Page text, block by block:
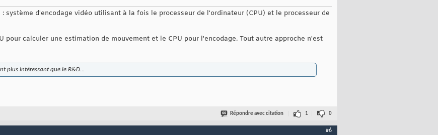
système d'encodage vidéo utilisant à la fois le processeur de l'ordinateur (CPU) et le processeur de
pour calculer une estimation de mouvement et le CPU pour l'encodage. Tout autre approche n'est
plus intéressant que le R&D...
Répondre avec citation 1 0
#6